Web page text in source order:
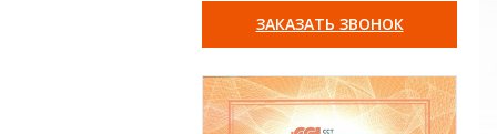
ЗАКАЗАТЬ ЗВОНОК